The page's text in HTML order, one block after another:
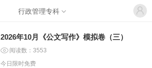
行政管理专科
2026年10月《公文写作》模拟卷（三）
阅读数：3553
今日限时免费